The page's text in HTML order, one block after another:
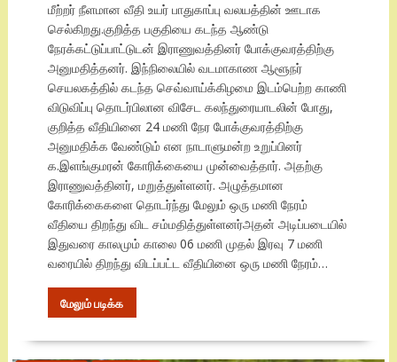
மீற்றர் நீளமான வீதி உயர் பாதுகாப்பு வலயத்தின் ஊடாக
செல்கிறது.குறித்த பகுதியை கடந்த ஆண்டு
நேரக்கட்டுப்பாட்டுடன் இராணுவத்தினர் போக்குவரத்திற்கு
அனுமதித்தனர். இந்நிலையில் வடமாகாண ஆளூநர்
செயலகத்தில் கடந்த செவ்வாய்க்கிழமை இடம்பெற்ற காணி
விடுவிப்பு தொடர்பிலான விசேட கலந்துரையாடலின் போது,
குறித்த வீதியினை 24 மணி நேர போக்குவரத்திற்கு
அனுமதிக்க வேண்டும் என நாடாளுமன்ற உறுப்பினர்
க.இளங்குமரன் கோரிக்கையை முன்வைத்தார். அதற்கு
இராணுவத்தினர், மறுத்துள்ளனர். அழுத்தமான
கோரிக்கைகளை தொடர்ந்து மேலும் ஒரு மணி நேரம்
வீதியை திறந்து விட சம்மதித்துள்ளனர்அதன் அடிப்படையில்
இதுவரை காலமும் காலை 06 மணி முதல் இரவு 7 மணி
வரையில் திறந்து விடப்பட்ட வீதியினை ஒரு மணி நேரம்…
மேலும் படிக்க